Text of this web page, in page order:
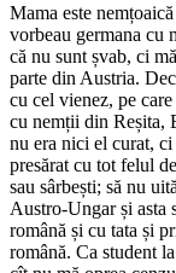
Mama este
vorbeau germana cu
că nu sunt șvab, ci
parte din Austria.
cu cel vienez, pe
cu nemții din Reșita,
nu era nici el curat,
presărat cu tot felul
sau sârbești; să nu
Austro-Ungar și asta
română și cu tata și
română. Ca student